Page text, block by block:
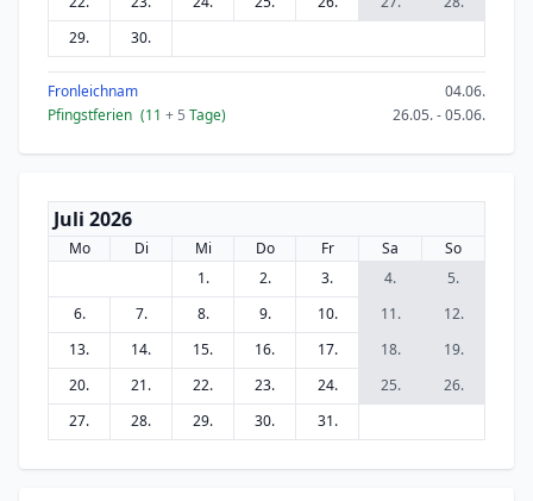
29.
30.
Fronleichnam
04.06.
Pfingstferien (11 + 5 Tage) 26.05. - 05.06.
Juli 2026
Mo Di Mi Do Fr Sa
So
1.
2. 3. 4.
5.
6.
7. 8. 9. 10. 11.
12.
13.
14. 15. 16. 17. 18.
19.
20.
21. 22. 23. 24. 25.
26.
27.
28. 29. 30. 31.